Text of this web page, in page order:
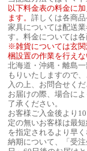
以下料金表の料金に
ます。 詳しくは各商品
家具については配送
す。料金については
※雑貨については玄関
梱設置の作業を行えな
北海道・沖縄・離島
もりいたしますので
入の上、お問合せくだ
お届けの際、場合に
了承ください。
お客様ご入金後より
定の無いお客様は最
を指定されるより早
納期について、「受